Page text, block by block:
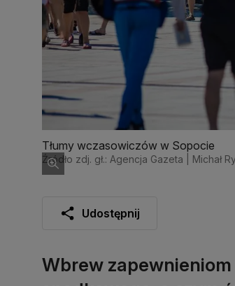
Tłumy wczasowiczów w Sopocie
Źródło zdj. gł.: Agencja Gazeta | Michał
Udostępnij
Wbrew